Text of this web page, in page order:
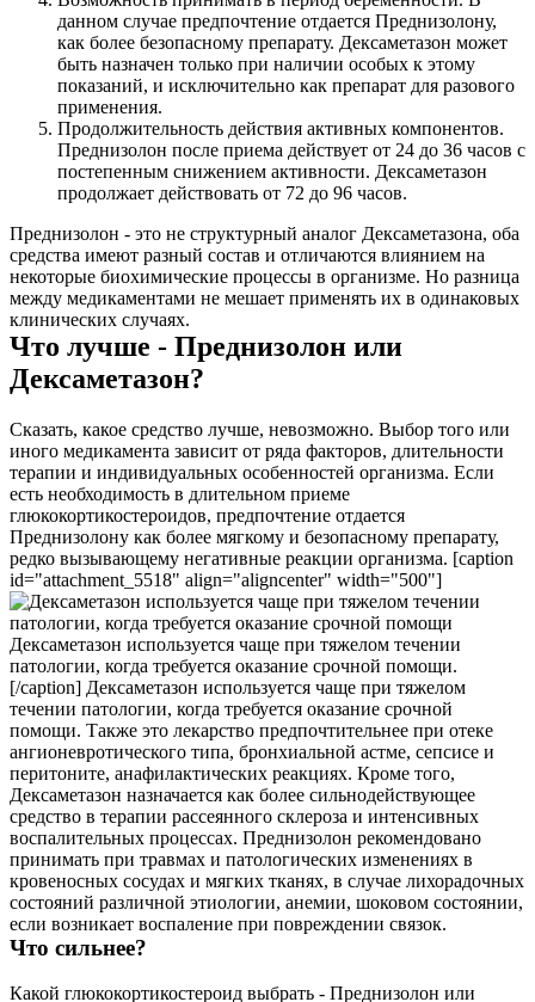
данном случае предпочтение отдается Преднизолону,
как более безопасному препарату. Дексаметазон может
быть назначен только при наличии особых к этому
показаний, и исключительно как препарат для разового
применения.
Продолжительность действия активных компонентов.
Преднизолон после приема действует от 24 до 36 часов с
постепенным снижением активности. Дексаметазон
продолжает действовать от 72 до 96 часов.
Преднизолон - это не структурный аналог Дексаметазона, оба
средства имеют разный состав и отличаются влиянием на
некоторые биохимические процессы в организме. Но разница
между медикаментами не мешает применять их в одинаковых
клинических случаях.
Что лучше - Преднизолон или
Дексаметазон?
Сказать, какое средство лучше, невозможно. Выбор того или
иного медикамента зависит от ряда факторов, длительности
терапии и индивидуальных особенностей организма. Если
есть необходимость в длительном приеме
глюкокортикостероидов, предпочтение отдается
Преднизолону как более мягкому и безопасному препарату,
редко вызывающему негативные реакции организма. [caption
id="attachment_5518" align="aligncenter" width="500"]
Дексаметазон используется чаще при тяжелом течении
патологии, когда требуется оказание срочной помощи.
[/caption] Дексаметазон используется чаще при тяжелом
течении патологии, когда требуется оказание срочной
помощи. Также это лекарство предпочтительнее при отеке
ангионевротического типа, бронхиальной астме, сепсисе и
перитоните, анафилактических реакциях. Кроме того,
Дексаметазон назначается как более сильнодействующее
средство в терапии рассеянного склероза и интенсивных
воспалительных процессах. Преднизолон рекомендовано
принимать при травмах и патологических изменениях в
кровеносных сосудах и мягких тканях, в случае лихорадочных
состояний различной этиологии, анемии, шоковом состоянии,
если возникает воспаление при повреждении связок.
Что сильнее?
Какой глюкокортикостероид выбрать - Преднизолон или